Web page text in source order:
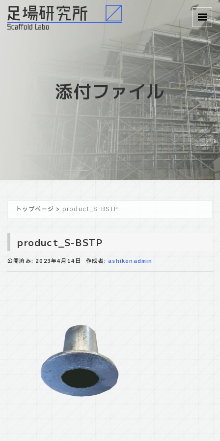
添付ファイル
トップページ > product_S-BSTP
product_S-BSTP
公開済み: 2023年4月14日 作成者:ashikenadmin